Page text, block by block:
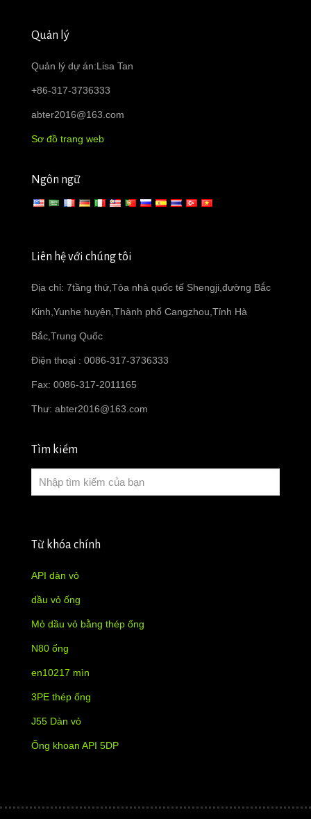
Quản lý
Quản lý dự án:Lisa Tan
+86-317-3736333
abter2016@163.com
Sơ đồ trang web
Ngôn ngữ
Liên hệ với chúng tôi
Địa chỉ: 7tầng thứ,Tòa nhà quốc tế Shengji,đường Bắc
Kinh,Yunhe huyện,Thành phố Cangzhou,Tỉnh Hà
Bắc,Trung Quốc
Điện thoại : 0086-317-3736333
Fax: 0086-317-2011165
Thư: abter2016@163.com
Tìm kiếm
Từ khóa chính
API dàn vỏ
dầu vỏ ống
Mỏ dầu vỏ bằng thép ống
N80 ống
en10217 mìn
3PE thép ống
J55 Dàn vỏ
Ống khoan API 5DP